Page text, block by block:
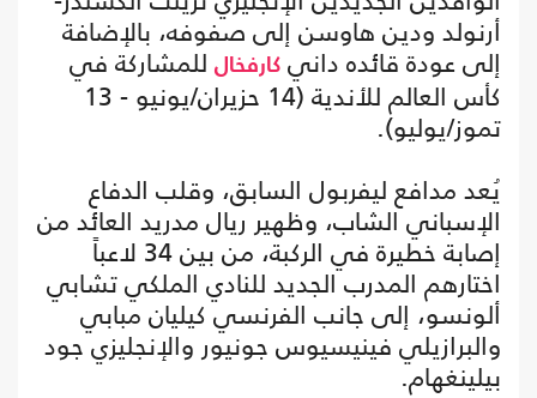
أرنولد ودين هاوسن إلى صفوفه، بالإضافة
إلى عودة قائده داني كارفخال للمشاركة في
كأس العالم للأندية (14 حزيران/يونيو - 13
تموز/يوليو).
يُعد مدافع ليفربول السابق، وقلب الدفاع
الإسباني الشاب، وظهير ريال مدريد العائد من
إصابة خطيرة في الركبة، من بين 34 لاعباً
اختارهم المدرب الجديد للنادي الملكي تشابي
ألونسو، إلى جانب الفرنسي كيليان مبابي
والبرازيلي فينيسيوس جونيور والإنجليزي جود
بيلينغهام.